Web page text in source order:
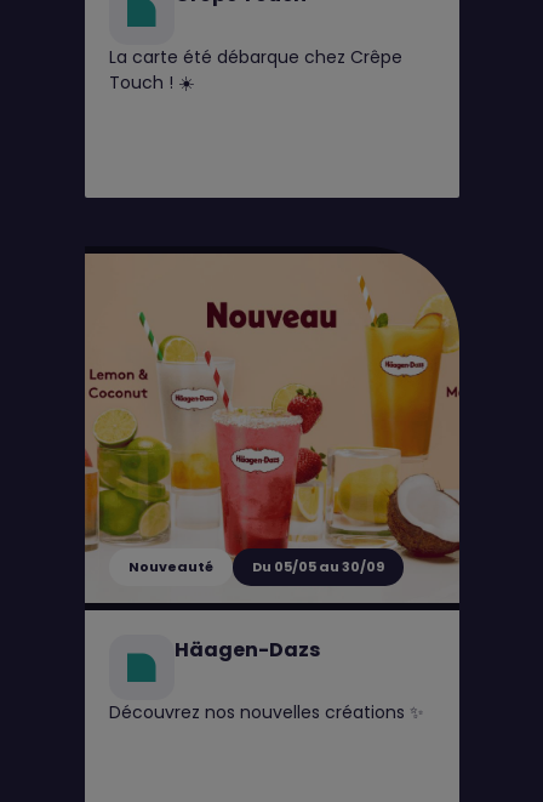
La carte été débarque chez Crêpe
Touch ! ☀️
Nouveauté Du 05/05 au 30/09
Häagen-Dazs
Découvrez nos nouvelles créations ✨